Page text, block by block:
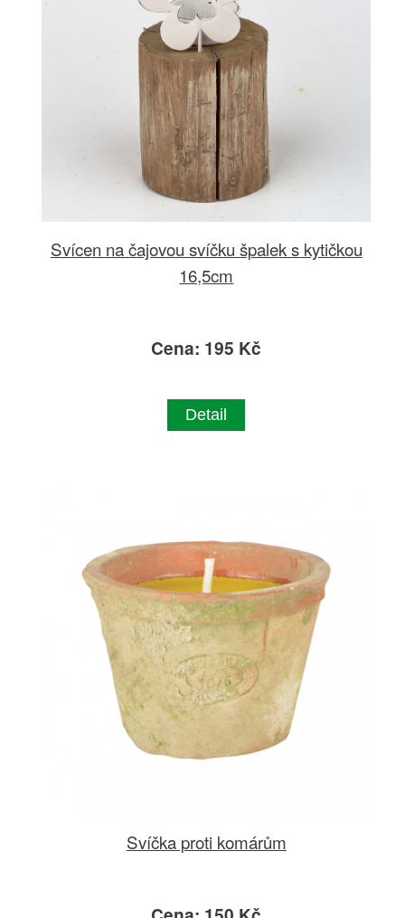
Svícen na čajovou svíčku špalek s kytičkou
16,5cm
Cena: 195 Kč
Detail
Svíčka proti komárům